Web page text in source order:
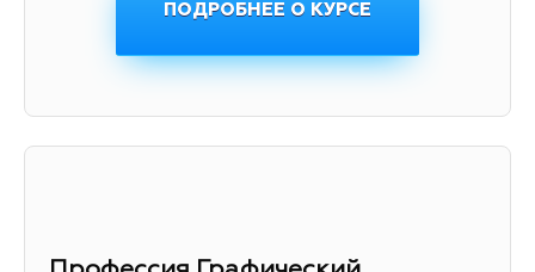
ПОДРОБНЕЕ О КУРСЕ